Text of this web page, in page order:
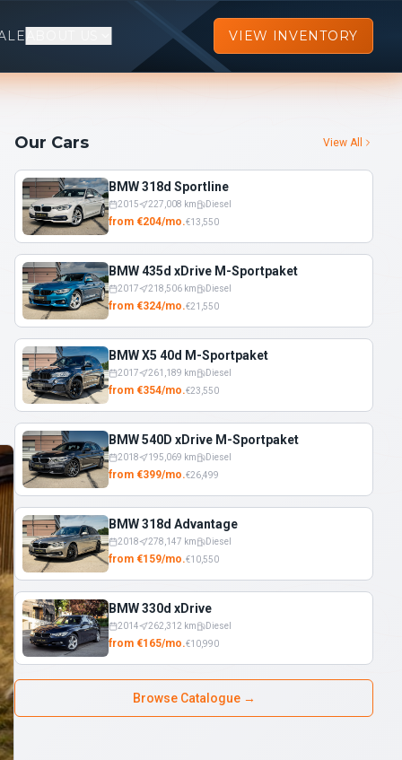
VIEW INVENTORY
Our Cars View All
BMW 318d Sportline
2015 227,008 km Diesel
from €204/mo.€13,550
BMW 435d xDrive M-Sportpaket
2017 218,506 km Diesel
from €324/mo.€21,550
BMW X5 40d M-Sportpaket
2017 261,189 km Diesel
from €354/mo.€23,550
BMW 540D xDrive M-Sportpaket
2018 195,069 km Diesel
from €399/mo.€26,499
BMW 318d Advantage
2018 278,147 km Diesel
from €159/mo.€10,550
BMW 330d xDrive
2014 262,312 km Diesel
from €165/mo.€10,990
Browse Catalogue→